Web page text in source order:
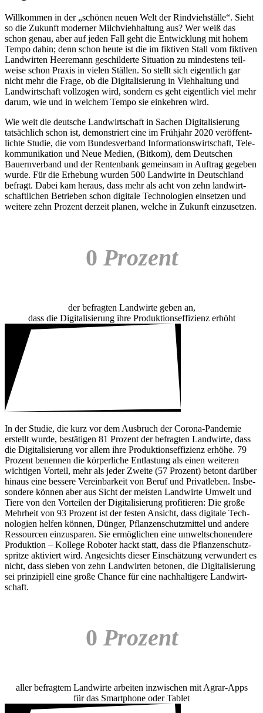
Will­kommen in der „schönen neuen Welt der Rind­vieh­ställe“. Sieht
so die Zukunft moderner Milch­vieh­hal­tung aus? Wer weiß das
schon genau, aber auf jeden Fall geht die Entwick­lung mit hohem
Tempo dahin; denn schon heute ist die im fiktiven Stall vom fiktiven
Land­wirten Heere­mann geschil­derte Situa­tion zu mindes­tens teil­
weise schon Praxis in vielen Ställen. So stellt sich eigent­lich gar
nicht mehr die Frage, ob die Digi­ta­li­sie­rung in Vieh­hal­tung und
Land­wirt­schaft voll­zogen wird, sondern es geht eigent­lich viel mehr
darum, wie und in welchem Tempo sie einkehren wird.
Wie weit die deut­sche Land­wirt­schaft in Sachen Digi­ta­li­sie­rung
tatsäch­lich schon ist, demons­triert eine im Früh­jahr 2020 veröf­fent­
lichte Studie, die vom Bundes­ver­band Infor­ma­ti­ons­wirt­schaft, Tele­
kom­mu­ni­ka­tion und Neue Medien, (Bitkom), dem Deut­schen
Bauern­ver­band und der Renten­bank gemeinsam in Auftrag gegeben
wurde. Für die Erhe­bung wurden 500 Land­wirte in Deutsch­land
befragt. Dabei kam heraus, dass mehr als acht von zehn land­wirt­
schaft­li­chen Betrieben schon digi­tale Tech­no­lo­gien einsetzen und
weitere zehn Prozent derzeit planen, welche in Zukunft einzu­setzen.
0 Prozent
der befragten Land­wirte geben an,
dass die Digi­ta­li­sie­rung ihre Produk­ti­ons­ef­fi­zienz erhöht
In der Studie, die kurz vor dem Ausbruch der Corona-Pandemie
erstellt wurde, bestä­tigen 81 Prozent der befragten Land­wirte, dass
die Digi­ta­li­sie­rung vor allem ihre Produk­ti­ons­ef­fi­zienz erhöhe. 79
Prozent benennen die körper­liche Entlas­tung als einen weiteren
wich­tigen Vorteil, mehr als jeder Zweite (57 Prozent) betont darüber
hinaus eine bessere Verein­bar­keit von Beruf und Privat­leben. Insbe­
son­dere können aber aus Sicht der meisten Land­wirte Umwelt und
Tiere von den Vorteilen der Digi­ta­li­sie­rung profi­tieren: Die große
Mehr­heit von 93 Prozent ist der festen Ansicht, dass digi­tale Tech­
no­lo­gien helfen können, Dünger, Pflan­zen­schutz­mittel und andere
Ressourcen einzu­sparen. Sie ermög­li­chen eine umwelt­scho­nen­dere
Produk­tion – Kollege Roboter hackt statt, dass die Pflan­zen­schutz­
spritze akti­viert wird. Ange­sichts dieser Einschät­zung verwun­dert es
nicht, dass sieben von zehn Land­wirten betonen, die Digi­ta­li­sie­rung
sei prin­zi­piell eine große Chance für eine nach­hal­ti­gere Land­wirt­
schaft.
0 Prozent
aller befragtem Land­wirte arbeiten inzwi­schen mit Agrar-Apps
für das Smart­phone oder Tablet